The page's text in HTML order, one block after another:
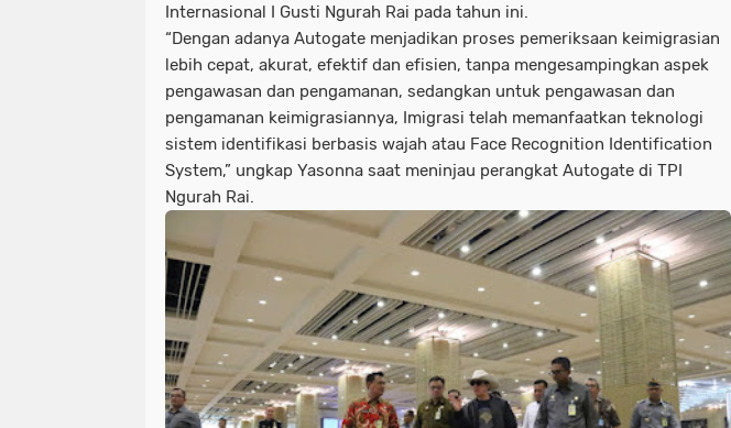
Internasional I Gusti Ngurah Rai pada tahun ini.
“Dengan adanya Autogate menjadikan proses pemeriksaan keimigrasian
lebih cepat, akurat, efektif dan efisien, tanpa mengesampingkan aspek
pengawasan dan pengamanan, sedangkan untuk pengawasan dan
pengamanan keimigrasiannya, Imigrasi telah memanfaatkan teknologi
sistem identifikasi berbasis wajah atau Face Recognition Identification
System,” ungkap Yasonna saat meninjau perangkat Autogate di TPI
Ngurah Rai.